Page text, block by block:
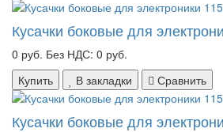
Кусачки боковые для
0 руб. Без НДС: 0 руб.
Купить
В закладки Сравнить
Кусачки боковые для